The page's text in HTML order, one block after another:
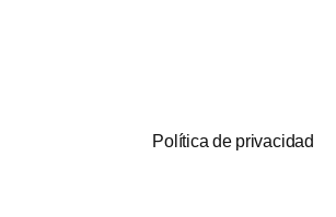
Política de privacidad